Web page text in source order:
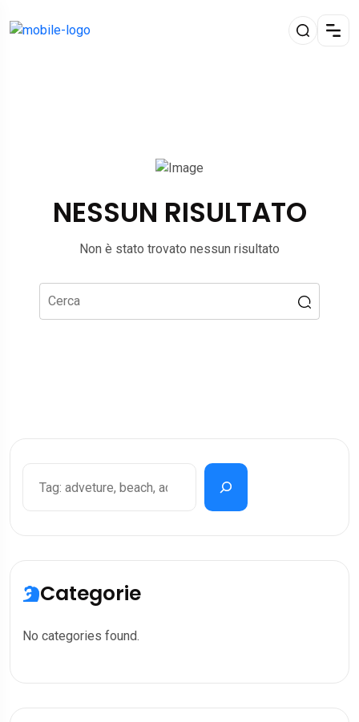
NESSUN RISULTATO
Non è stato trovato nessun risultato
Categorie
No categories found.